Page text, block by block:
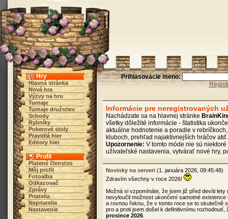
Hry
Hlavná stránka
Nová hra
Výzvy na hru
Turnaje
Turnaje družstiev
Schody
Rybníky
Pokerové stoly
Pravidlá hier
Editory hier
Profil
Platené členstvo
Môj profil
Fotoalba
Odkazovač
Zprávy
Priatelia
Nepriatelia
Nastavenie
Prihlasovacie meno:
Informácie pre neregistrovaných
Nachádzate sa na hlavnej stránke
všetky dôležité informácie - štatistika
aktuálne hodnotenie a poradie v
kluboch, prehľad najaktívnejších hráčov atď.
Upozornenie: V tomto móde nie sú
užívateľské nastavenia, vytvárať nové hry,
Novinky na serveri (1. januára 2026, 09:45:48)
Zdravím všechny v roce 2026!
Možná si vzpomínáte, že jsem již před devíti lety
nevyloučil možnost ukončení samotné
a rovnou řeknu, že v tomto roce se to skutečně
pro a proti jsem došel k definitivnímu
prosince 2026